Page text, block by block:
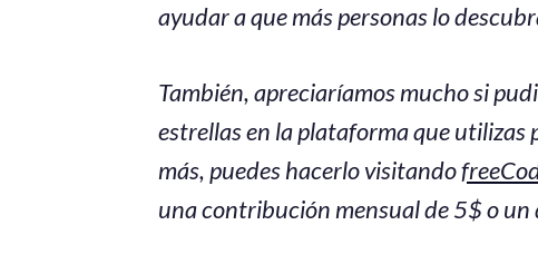
ayudar a que más personas lo
También, apreciaríamos mucho si
estrellas en la plataforma que utilizas
más, puedes hacerlo visitando
una contribución mensual de 5$ o